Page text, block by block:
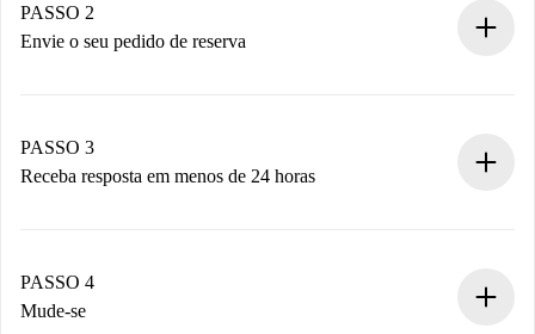
Você tem todas as informações necessárias
antecipadamente.
PASSO 2
Envie o seu pedido de reserva
Não cobramos nada até que o proprietário confirme.
PASSO 3
Receba resposta em menos de 24 horas
proprietário.
Se recusada: não cobraremos nada e ofereceremos
PASSO 4
Mude-se